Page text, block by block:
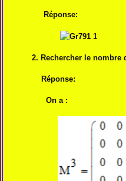
Réponse:
2. Rechercher le nombre de
Réponse:
On a :